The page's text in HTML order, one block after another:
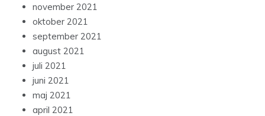
november 2021
oktober 2021
september 2021
august 2021
juli 2021
juni 2021
maj 2021
april 2021